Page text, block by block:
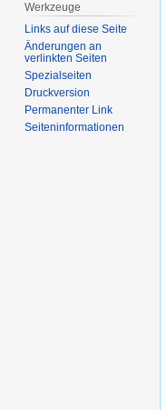
Werkzeuge
Links auf diese Seite
Änderungen an
verlinkten Seiten
Spezialseiten
Druckversion
Permanenter Link
Seiten­informationen